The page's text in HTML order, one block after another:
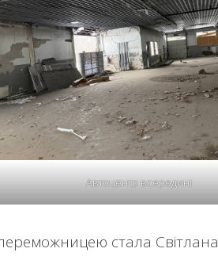
Автоцентр всередині
стала Світлана